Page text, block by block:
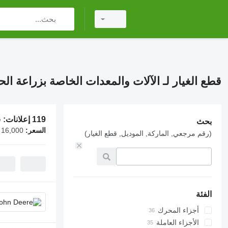
قطع الغيار لـ الآلات والمعدات الخاصة بزراعة
بحث
(رقم مرجعي, الماركة, الموديل, قطع الغيار)
الفئة
أجزاء المحرك
المحركات
الأجزاء العاملة
119 إعلانات:
السعر: 16,000